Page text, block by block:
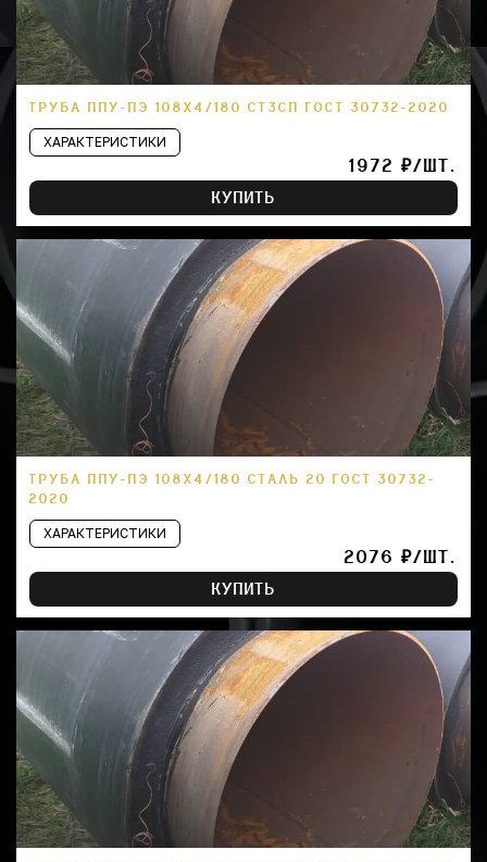
ТРУБА ППУ-ПЭ 108Х4/180 СТ3СП ГОСТ 30732-2020
ХАРАКТЕРИСТИКИ
1972 ₽/ШТ.
КУПИТЬ
ТРУБА ППУ-ПЭ 108Х4/180 СТАЛЬ 20 ГОСТ 30732-
2020
ХАРАКТЕРИСТИКИ
2076 ₽/ШТ.
КУПИТЬ